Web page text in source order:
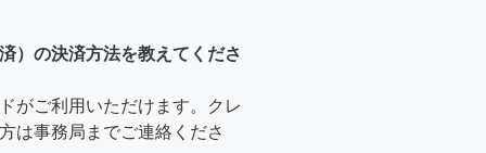
）の決済方法を教えてくださ
がご利用いただけます。クレ
は事務局までご連絡くださ